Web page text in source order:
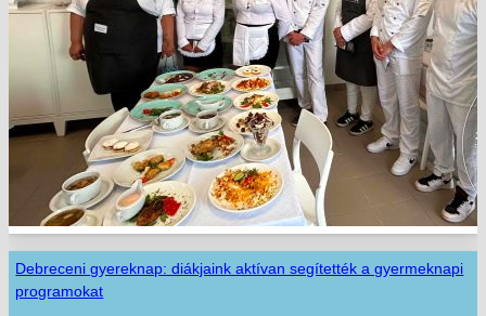
Debreceni gyereknap: diákjaink aktívan segítették a gyermeknapi
programokat